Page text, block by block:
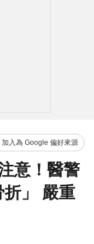
加入為 Google 偏好來源
意！醫警
」 嚴重